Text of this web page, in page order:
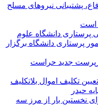
پشتیبانی نیرو‌های مسلح
است
دانشگاه علوم
پرستاری دانشگاه برگزار
جدید حراست
تکلیف اموال بلاتکلیف
حیدر
نخستین بار از مرز سه